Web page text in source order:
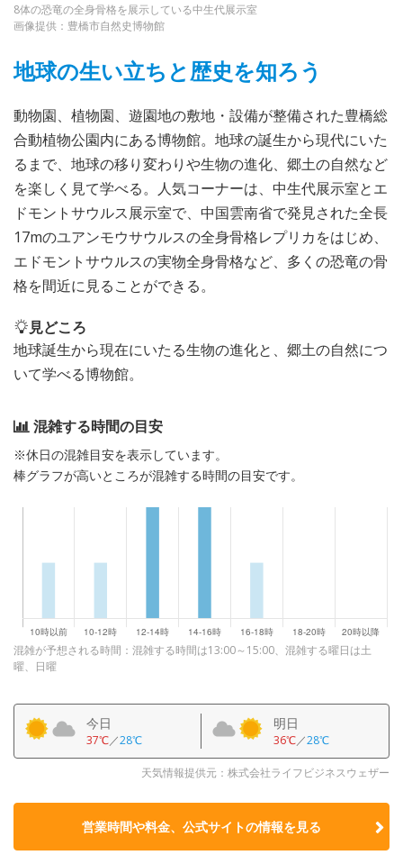
8体の恐竜の全身骨格を展示している中生代展示室
画像提供：豊橋市自然史博物館
地球の生い立ちと歴史を知ろう
動物園、植物園、遊園地の敷地・設備が整備された豊橋総
合動植物公園内にある博物館。地球の誕生から現代にいた
るまで、地球の移り変わりや生物の進化、郷土の自然など
を楽しく見て学べる。人気コーナーは、中生代展示室とエ
ドモントサウルス展示室で、中国雲南省で発見された全長
17mのユアンモウサウルスの全身骨格レプリカをはじめ、
エドモントサウルスの実物全身骨格など、多くの恐竜の骨
格を間近に見ることができる。
見どころ
地球誕生から現在にいたる生物の進化と、郷土の自然につ
いて学べる博物館。
混雑する時間の目安
※休日の混雑目安を表示しています。
棒グラフが高いところが混雑する時間の目安です。
混雑が予想される時間：混雑する時間は13:00～15:00、混雑する曜日は土
曜、日曜
今日
37℃／28℃
明日
36℃／28℃
天気情報提供元：株式会社ライフビジネスウェザー
営業時間や料金、公式サイトの情報を見る